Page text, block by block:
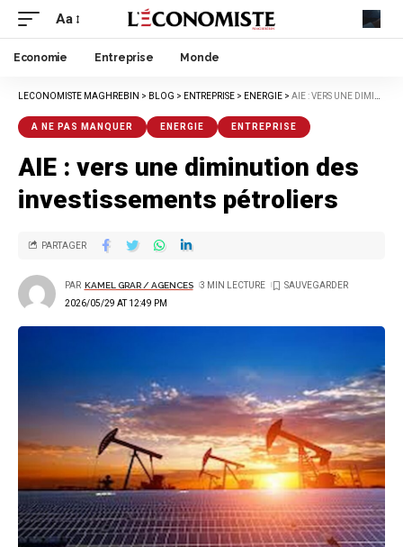
Aa
Economie Entreprise Monde
LECONOMISTE MAGHREBIN > BLOG > ENTREPRISE > ENERGIE > AIE : VERS UNE DIMINUTION DES INVESTISSEMENTS PÉTROLIERS
A NE PAS MANQUER ENERGIE ENTREPRISE
AIE : vers une diminution des
investissements pétroliers
2026/05/29 AT 12:49 PM
PAR KAMEL GRAR / AGENCES 3 MIN LECTURE
PARTAGER